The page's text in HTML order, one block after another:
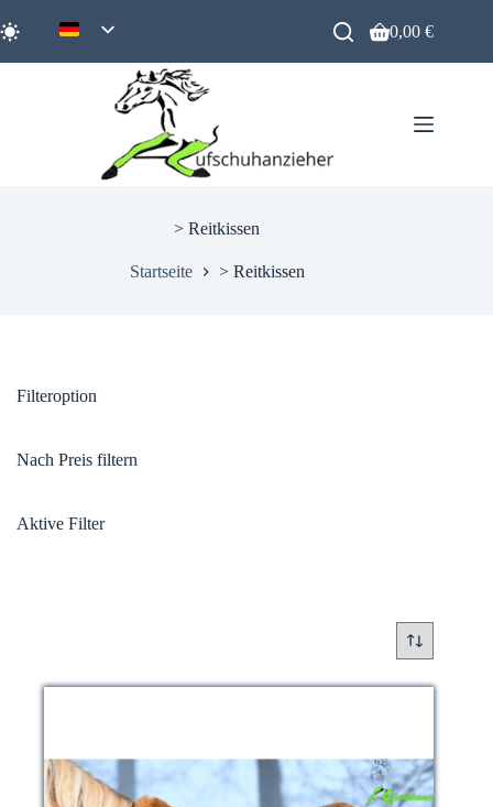
Inhalt
springen
Warenkorb
0,00€
> Reitkissen
Startseite > Reitkissen
Filteroption
Nach Preis filtern
Aktive Filter